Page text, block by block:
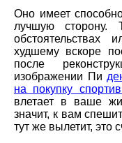
Оно имеет
лучшую сторону.
обстоятельствах
худшему вскоре
после
изображении Пи
на покупку
влетает в ваше
значит, к вам
тут же вылетит, это